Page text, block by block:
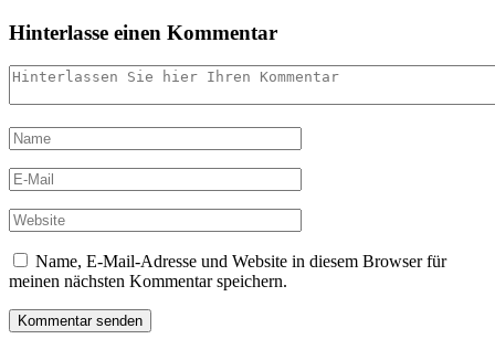
Hinterlasse einen Kommentar
Name, E-Mail-Adresse und Website in diesem Browser für
meinen nächsten Kommentar speichern.